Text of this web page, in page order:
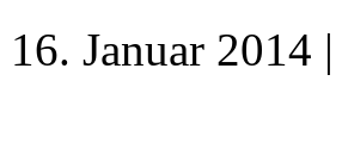
16. Januar 2014